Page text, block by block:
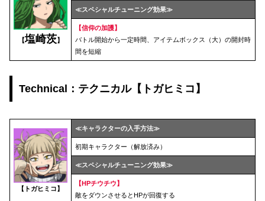
【塩崎茨】
≪スペシャルチューニング効果≫
【信仰の加護】
バトル開始から一定時間、アイテムボックス（大）の開封時
間を短縮
Technical：テクニカル【トガヒミコ】
【トガヒミコ】
≪キャラクターの入手方法≫
初期キャラクター（解放済み）
≪スペシャルチューニング効果≫
【HPチウチウ】
敵をダウンさせるとHPが回復する